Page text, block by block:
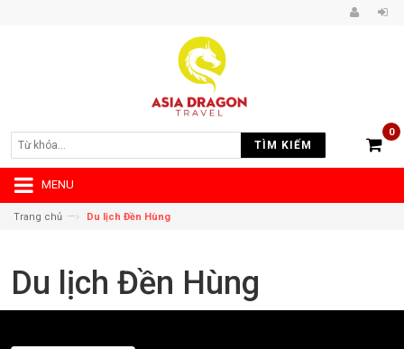
TÌM KIẾM
0
MENU
Trang chủ —› Du lịch Đền Hùng
Du lịch Đền Hùng